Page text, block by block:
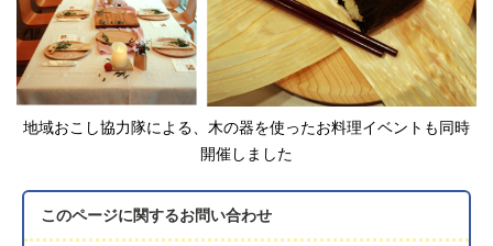
地域おこし協力隊による、木の器を使ったお料理イベントも同時
開催しました
このページに関するお問い合わせ